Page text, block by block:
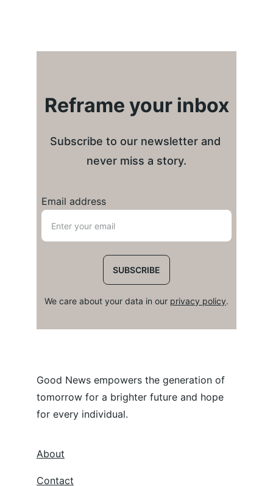
About
Contact
Good News empowers the generation of
tomorrow for a brighter future and hope
for every individual.
Reframe your inbox
Subscribe to our newsletter and
never miss a story.
Email address
SUBSCRIBE
We care about your data in our privacy policy.